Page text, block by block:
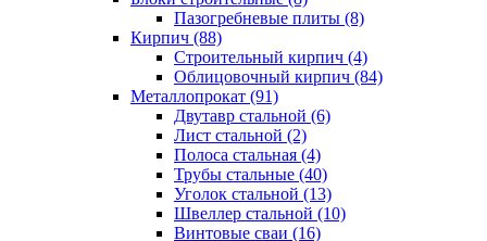
Пазогребневые плиты (8)
Кирпич (88)
Строительный кирпич (4)
Облицовочный кирпич (84)
Металлопрокат (91)
Двутавр стальной (6)
Лист стальной (2)
Полоса стальная (4)
Трубы стальные (40)
Уголок стальной (13)
Швеллер стальной (10)
Винтовые сваи (16)